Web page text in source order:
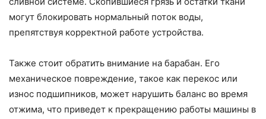
могут блокировать нормальный поток воды,
препятствуя корректной работе устройства.
Также стоит обратить внимание на барабан. Его
механическое повреждение, такое как перекос или
износ подшипников, может нарушить баланс во время
отжима, что приведет к прекращению работы машины в